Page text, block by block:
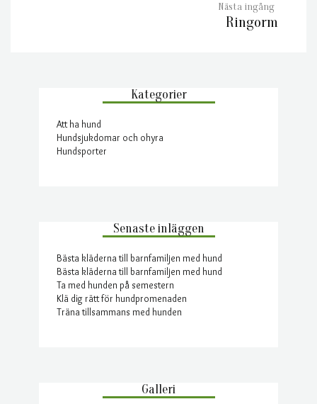
Ringorm
Kategorier
Att ha hund
Hundsjukdomar och ohyra
Hundsporter
Senaste inläggen
Bästa kläderna till barnfamiljen med hund
Bästa kläderna till barnfamiljen med hund
Ta med hunden på semestern
Klä dig rätt för hundpromenaden
Träna tillsammans med hunden
Galleri